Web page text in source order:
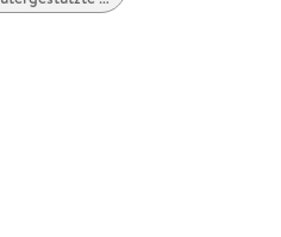
Physik